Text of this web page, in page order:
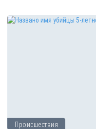
Происшествия